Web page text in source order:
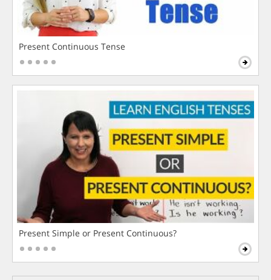
Present Continuous Tense
Present Simple or Present Continuous?